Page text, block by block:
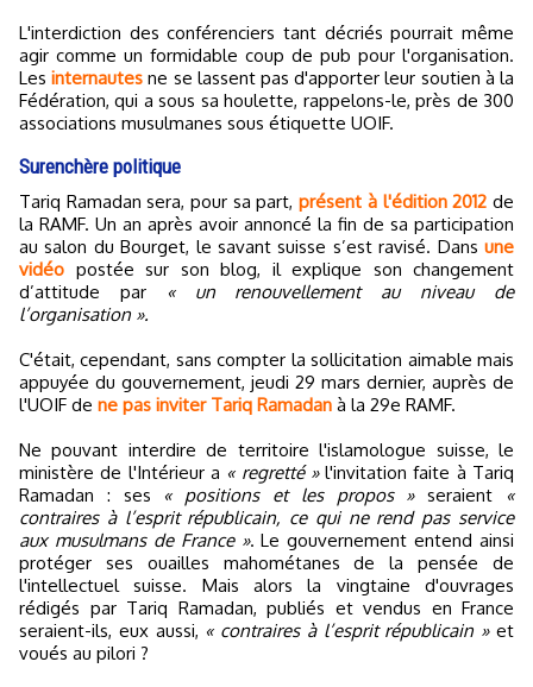
L'interdiction des conférenciers tant décriés pourrait même
agir comme un formidable coup de pub pour l'organisation.
Lesinternautes ne se lassent pas d'apporter leur soutien à la
Fédération, qui a sous sa houlette, rappelons-le, près de 300
associations musulmanes sous étiquette UOIF.
Surenchère politique
Tariq Ramadan sera, pour sa part,présent à l'édition 2012 de
la RAMF. Un an après avoir annoncé la fin de sa participation
au salon du Bourget, le savant suisse s’est ravisé. Dans une
vidéo postée sur son blog, il explique son changement
d’attitude par« un renouvellement au niveau de
l’organisation ».
C'était, cependant, sans compter la sollicitation aimable mais
appuyée du gouvernement, jeudi 29 mars dernier, auprès de
l'UOIF de ne pas inviter Tariq Ramadan à la 29e RAMF.
Ne pouvant interdire de territoire l'islamologue suisse, le
ministère de l'Intérieur a « regretté »l'invitation faite à Tariq
Ramadan : ses « positions et les propos »seraient
«
contraires à l’esprit républicain, ce qui ne rend pas service
aux musulmans de France ». Le gouvernement entend ainsi
protéger ses ouailles mahométanes de la pensée de
l'intellectuel suisse. Mais alors la vingtaine d'ouvrages
rédigés par Tariq Ramadan, publiés et vendus en France
seraient-ils, eux aussi, « contraires à l’esprit républicain »et
voués au pilori ?